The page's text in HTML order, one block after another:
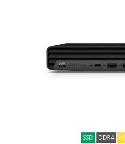
SSD DDR4